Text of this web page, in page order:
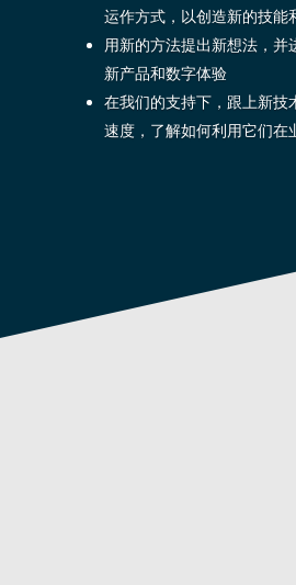
运作方式，以创造新的技能
用新的方法提出新想法，并
新产品和数字体验
在我们的支持下，跟上新技
速度，了解如何利用它们在